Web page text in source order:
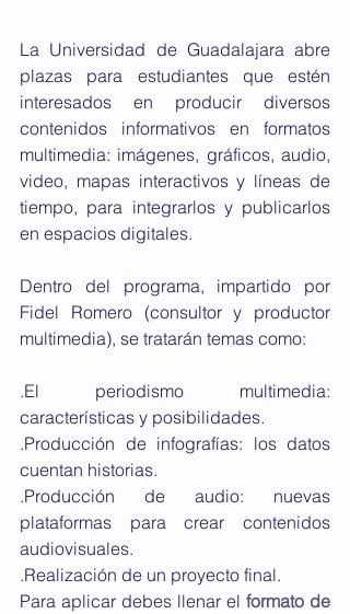
La Universidad de Guadalajara abre
plazas para estudiantes que estén
interesados en producir diversos
contenidos informativos en formatos
multimedia: imágenes, gráficos, audio,
video, mapas interactivos y líneas de
tiempo, para integrarlos y publicarlos
en espacios digitales.
Dentro del programa, impartido por
Fidel Romero (consultor y productor
multimedia), se tratarán temas como:
.El periodismo multimedia:
características y posibilidades.
.Producción de infografías: los datos
cuentan historias.
.Producción de audio: nuevas
plataformas para crear contenidos
audiovisuales.
.Realización de un proyecto final.
Para aplicar debes llenar el formato de